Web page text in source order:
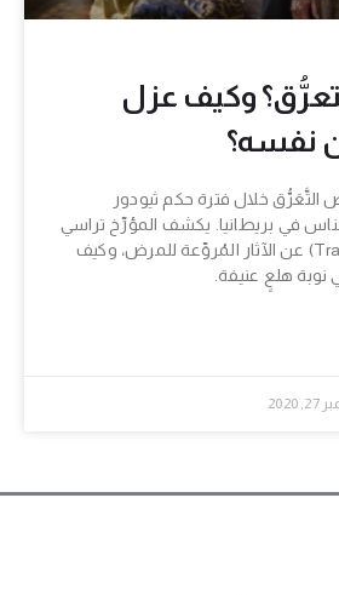
وكيف عزل
نفسه؟
خلال فترة حكم ثيودور
في بريطانيا. يكشف المؤرِّخ تراسي
بورمان (Tracy Borman) عن الآثار المُروِّعة للمرض، وكيف
هلعٍ عنيفة.
2020